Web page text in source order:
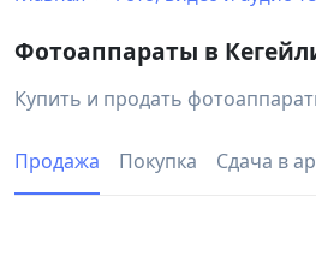
Фотоаппараты в
Купить и продать
Продажа Покупка Сдача в